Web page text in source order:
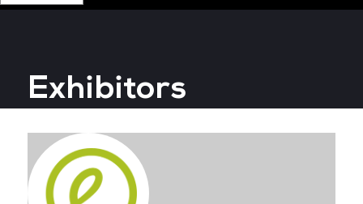
Devops Live
Cloud & Cyber Security
Data & AI Leaders Summit
Exhibitors